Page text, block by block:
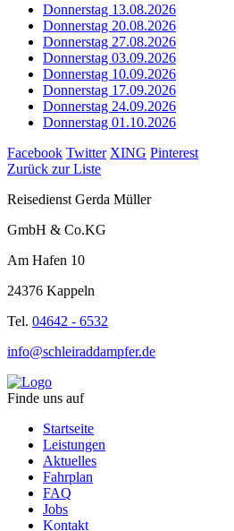
Donnerstag 13.08.2026
Donnerstag 20.08.2026
Donnerstag 27.08.2026
Donnerstag 03.09.2026
Donnerstag 10.09.2026
Donnerstag 17.09.2026
Donnerstag 24.09.2026
Donnerstag 01.10.2026
Facebook Twitter XING Pinterest
Zurück zur Liste
Reisedienst Gerda Müller
GmbH & Co.KG
Am Hafen 10
24376 Kappeln
Tel. 04642 - 6532
info@schleiraddampfer.de
Finde uns auf
Startseite
Leistungen
Aktuelles
Fahrplan
FAQ
Jobs
Kontakt